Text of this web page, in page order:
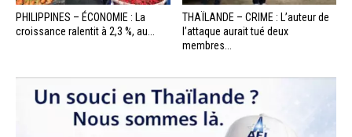
PHILIPPINES – ÉCONOMIE : La
croissance ralentit à 2,3 %, au...
THAÏLANDE – CRIME : L’auteur de
l’attaque aurait tué deux
membres...